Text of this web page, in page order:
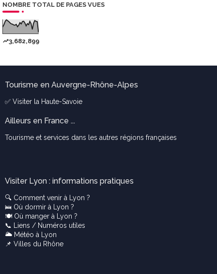
NOMBRE TOTAL DE PAGES VUES
3,682,899
Tourisme en Auvergne-Rhône-Alpes
✅ Visiter la Haute-Savoie
Ailleurs en France ...
Tourisme et services dans les autres régions françaises
Visiter Lyon : informations pratiques
🔍 Comment venir à Lyon ?
🛌 Où dormir à Lyon ?
🍽️ Où manger à Lyon ?
📞
Liens / Numéros utiles
🌥️ Météo à Lyon
📌 Villes du Rhône